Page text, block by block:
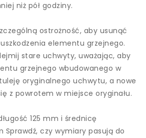
niż pół godziny.
ostrożność, aby usunąć
elementu grzejnego.
stare uchwyty, uważając, aby
grzejnego wbudowanego w
oryginalnego uchwytu, a nowe
z powrotem w miejsce oryginału.
125 mm i średnicę
Sprawdź, czy wymiary pasują do